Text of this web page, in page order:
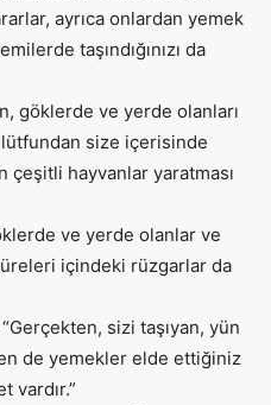
ayrıca onlardan yemek
taşındığınızı da
göklerde ve yerde olanları
size içerisinde
hayvanlar yaratması
ve yerde olanlar ve
içindeki rüzgarlar da
“Gerçekten, sizi taşıyan, yün
de yemekler elde ettiğiniz
vardır.”